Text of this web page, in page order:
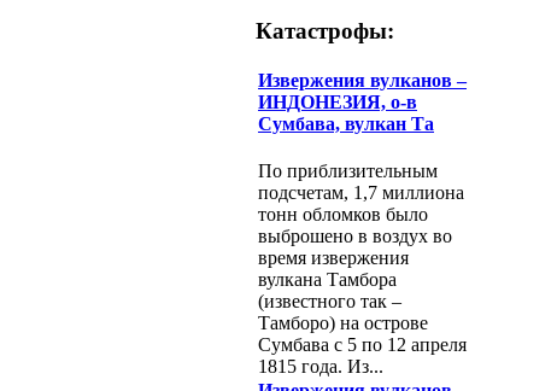
Катастрофы:
Извержения вулканов –
ИНДОНЕЗИЯ, о-в
Сумбава, вулкан Та
По приблизительным
подсчетам, 1,7 миллиона
тонн обломков было
выброшено в воздух во
время извержения
вулкана Тамбора
(известного так –
Тамборо) на острове
Сумбава с 5 по 12 апреля
1815 года. Из...